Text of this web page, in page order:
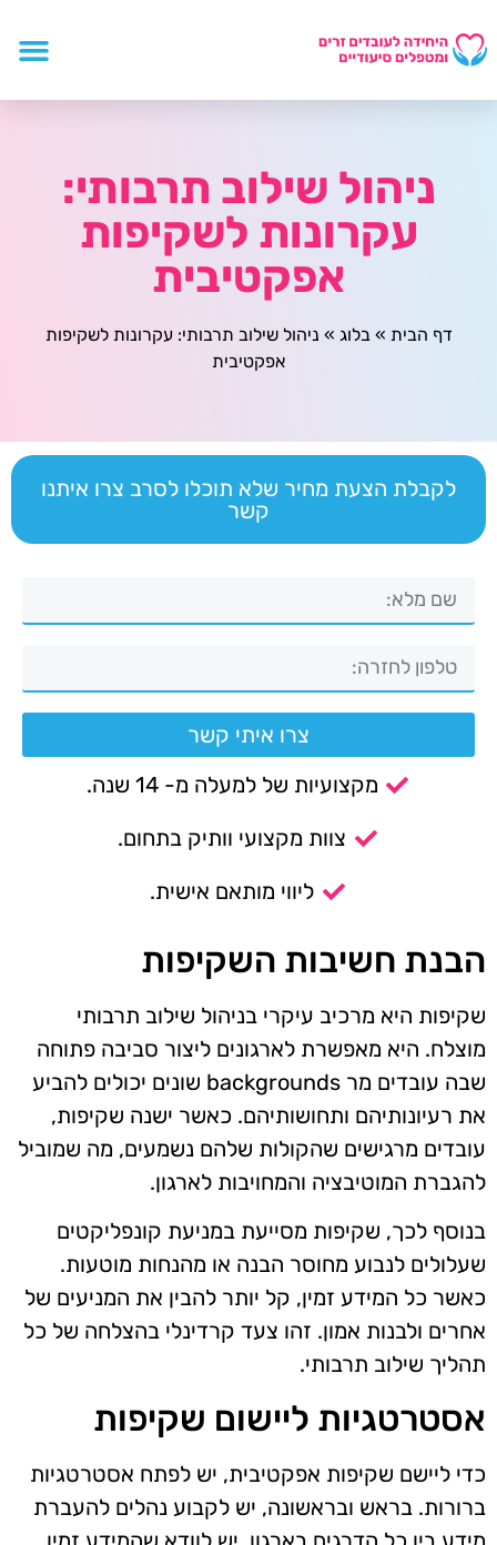
ניהול שילוב תרבותי:
עקרונות לשקיפות
אפקטיבית
דף הבית »בלוג » ניהול שילוב תרבותי: עקרונות לשקיפות
אפקטיבית
לקבלת הצעת מחיר שלא תוכלו לסרב צרו איתנו
קשר
צרו איתי קשר
מקצועיות של למעלה מ- 14 שנה.
צוות מקצועי וותיק בתחום.
ליווי מותאם אישית.
הבנת חשיבות השקיפות
שקיפות היא מרכיב עיקרי בניהול שילוב תרבותי
מוצלח. היא מאפשרת לארגונים ליצור סביבה פתוחה
שבה עובדים מר backgrounds שונים יכולים להביע
את רעיונותיהם ותחושותיהם. כאשר ישנה שקיפות,
עובדים מרגישים שהקולות שלהם נשמעים, מה שמוביל
להגברת המוטיבציה והמחויבות לארגון.
בנוסף לכך, שקיפות מסייעת במניעת קונפליקטים
שעלולים לנבוע מחוסר הבנה או מהנחות מוטעות.
כאשר כל המידע זמין, קל יותר להבין את המניעים של
אחרים ולבנות אמון. זהו צעד קרדינלי בהצלחה של כל
תהליך שילוב תרבותי.
אסטרטגיות ליישום שקיפות
כדי ליישם שקיפות אפקטיבית, יש לפתח אסטרטגיות
ברורות. בראש ובראשונה, יש לקבוע נהלים להעברת